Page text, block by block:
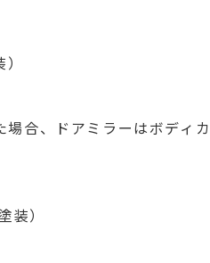
合、ドアミラーはボディ
）